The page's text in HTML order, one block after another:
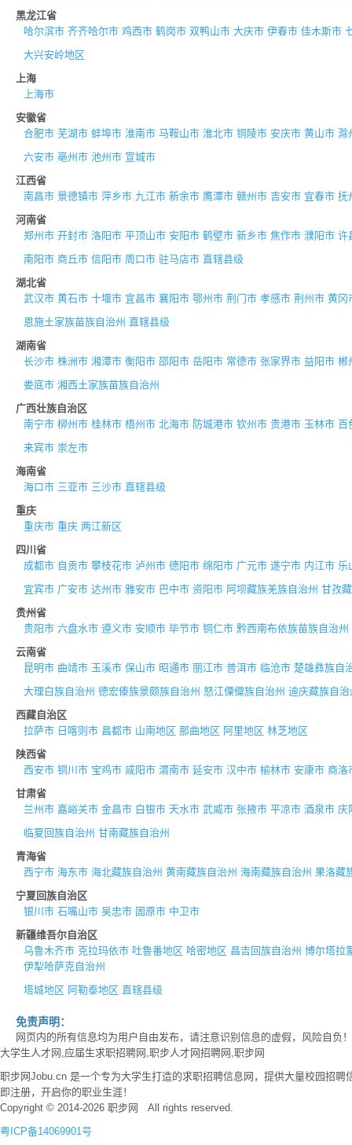
黑龙江省
哈尔滨市 齐齐哈尔市 鸡西市 鹤岗市 双鸭山市 大庆市 伊春市 佳木斯市
大兴安岭地区
上海
上海市
安徽省
合肥市 芜湖市 蚌埠市 淮南市 马鞍山市 淮北市 铜陵市 安庆市 黄山市 滁
六安市 亳州市 池州市 宣城市
江西省
南昌市 景德镇市 萍乡市 九江市 新余市 鹰潭市 赣州市 吉安市 宜春市 抚
河南省
郑州市 开封市 洛阳市 平顶山市 安阳市 鹤壁市 新乡市 焦作市 濮阳市 许
南阳市 商丘市 信阳市 周口市 驻马店市 直辖县级
湖北省
武汉市 黄石市 十堰市 宜昌市 襄阳市 鄂州市 荆门市 孝感市 荆州市 黄冈
恩施土家族苗族自治州 直辖县级
湖南省
长沙市 株洲市 湘潭市 衡阳市 邵阳市 岳阳市 常德市 张家界市 益阳市 郴
娄底市 湘西土家族苗族自治州
广西壮族自治区
南宁市 柳州市 桂林市 梧州市 北海市 防城港市 钦州市 贵港市 玉林市 百
来宾市 崇左市
海南省
海口市 三亚市 三沙市 直辖县级
重庆
重庆市 重庆 两江新区
四川省
成都市 自贡市 攀枝花市 泸州市 德阳市 绵阳市 广元市 遂宁市 内江市 乐
宜宾市 广安市 达州市 雅安市 巴中市 资阳市 阿坝藏族羌族自治州 甘孜
贵州省
贵阳市 六盘水市 遵义市 安顺市 毕节市 铜仁市 黔西南布依族苗族自治州
云南省
昆明市 曲靖市 玉溪市 保山市 昭通市 丽江市 普洱市 临沧市 楚雄彝族自
大理白族自治州 德宏傣族景颇族自治州 怒江傈僳族自治州 迪庆藏族自治
西藏自治区
拉萨市 日喀则市 昌都市 山南地区 那曲地区 阿里地区 林芝地区
陕西省
西安市 铜川市 宝鸡市 咸阳市 渭南市 延安市 汉中市 榆林市 安康市 商洛
甘肃省
兰州市 嘉峪关市 金昌市 白银市 天水市 武威市 张掖市 平凉市 酒泉市 庆
临夏回族自治州 甘南藏族自治州
青海省
西宁市 海东市 海北藏族自治州 黄南藏族自治州 海南藏族自治州 果洛藏
宁夏回族自治区
银川市 石嘴山市 吴忠市 固原市 中卫市
新疆维吾尔自治区
乌鲁木齐市 克拉玛依市 吐鲁番地区 哈密地区 昌吉回族自治州 博尔塔拉
伊犁哈萨克自治州
塔城地区 阿勒泰地区 直辖县级
免责声明：
网页内的所有信息均为用户自由发布，请注意识别信息的虚假，风险自
大学生人才网,应届生求职招聘网,职步人才网招聘网,职步网
职步网Jobu.cn 是一个专为大学生打造的求职招聘信息网，提供大量校园招
即注册，开启你的职业生涯！
Copyright © 2014-2026 职步网 All rights reserved.
粤ICP备14069901号